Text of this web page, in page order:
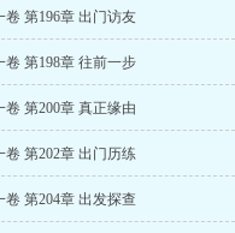
卷 第196章 出门访友
卷 第198章 往前一步
卷 第200章 真正缘由
卷 第202章 出门历练
卷 第204章 出发探查